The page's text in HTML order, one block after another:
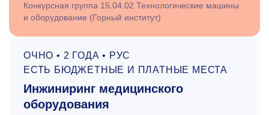
Конкурсная группа 15.04.02 Технологические машины
и оборудование (Горный институт)
ОЧНО • 2 ГОДА • РУС
ЕСТЬ БЮДЖЕТНЫЕ И ПЛАТНЫЕ МЕСТА
Инжиниринг медицинского
оборудования